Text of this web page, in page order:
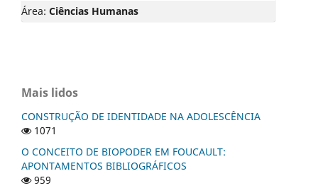
Área: Ciências Humanas
Mais lidos
CONSTRUÇÃO DE IDENTIDADE NA ADOLESCÊNCIA
1071
O CONCEITO DE BIOPODER EM FOUCAULT:
APONTAMENTOS BIBLIOGRÁFICOS
959